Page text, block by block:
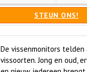
STEUN ONS!
De vissenmonitors telden
vissoorten. Jong en oud,